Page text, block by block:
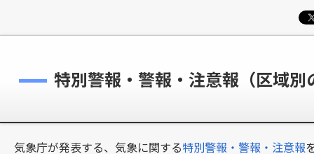
特別警報・警報・注意報（区域別
気象庁が発表する、気象に関する特別警報・警報・注意報